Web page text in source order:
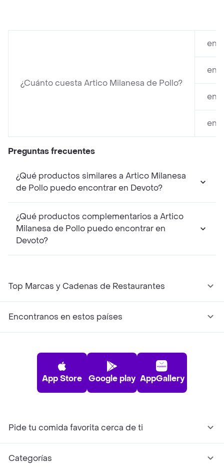
¿Cuánto cuesta Artico Milanesa de Pollo?
en
en
en
en
Preguntas frecuentes
¿Qué productos similares a Artico Milanesa
de Pollo puedo encontrar en Devoto?
¿Qué productos complementarios a Artico
Milanesa de Pollo puedo encontrar en
Devoto?
Top Marcas y Cadenas de Restaurantes
Encontranos en estos países
App Store Google play AppGallery
Pide tu comida favorita cerca de ti
Categorías